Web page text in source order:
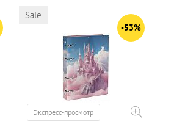
Sale
-53%
Экспресс-просмотр